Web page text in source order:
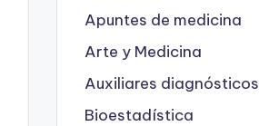
Apuntes de medicina
Arte y Medicina
Auxiliares diagnósticos
Bioestadística